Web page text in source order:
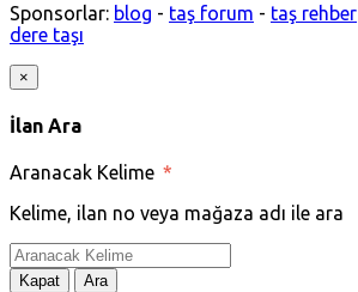
Sponsorlar: blog - taş forum - taş rehber
dere taşı
×
İlan Ara
Aranacak Kelime *
Kelime, ilan no veya mağaza adı ile ara
Kapat Ara